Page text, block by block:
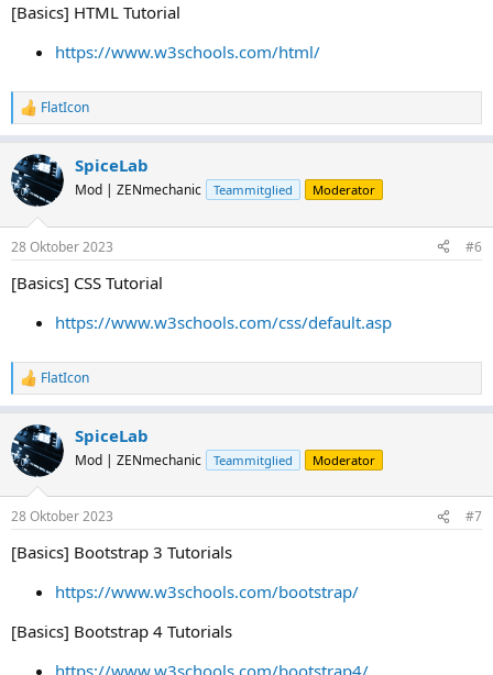
:
[Basics] HTML Tutorial
https://www.w3schools.com/html/
R
e
k
t
i
n
e
:
FlatIcon
SpiceLab
Mod | ZENmechanic Teammitglied Moderator
28 Oktober 2023 #6
[Basics] CSS Tutorial
https://www.w3schools.com/css/default.asp
R
e
k
t
i
n
e
:
FlatIcon
SpiceLab
Mod | ZENmechanic Teammitglied Moderator
28 Oktober 2023 #7
[Basics] Bootstrap 3 Tutorials
https://www.w3schools.com/bootstrap/
[Basics] Bootstrap 4 Tutorials
https://www.w3schools.com/bootstrap4/